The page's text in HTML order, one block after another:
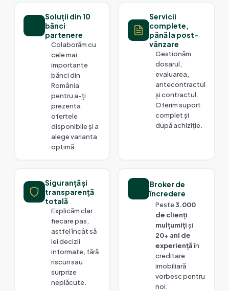
Soluții din 10
bănci
partenere
Colaborăm cu
cele mai
importante
bănci din
România
pentru a-ți
prezenta
ofertele
disponibile și a
alege varianta
optimă.
Servicii
complete,
până la post-
vânzare
Gestionăm
dosarul,
evaluarea,
antecontractul
și contractul.
Oferim suport
complet și
după achiziție.
Siguranță și
transparență
totală
Explicăm clar
fiecare pas,
astfel încât să
iei decizii
informate, fără
riscuri sau
surprize
neplăcute.
Broker de
încredere
Peste3.000
de clienți
mulțumițiși
20+ ani de
experiențăîn
creditare
imobiliară
vorbesc pentru
noi.